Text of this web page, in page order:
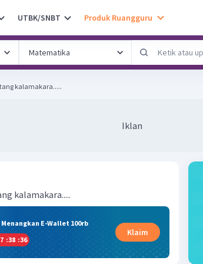
UTBK/SNBT Produk Ruangguru
kalamakara.....
Iklan
kalamakara.....
E-Wallet 100rb
:38 :36
Klaim